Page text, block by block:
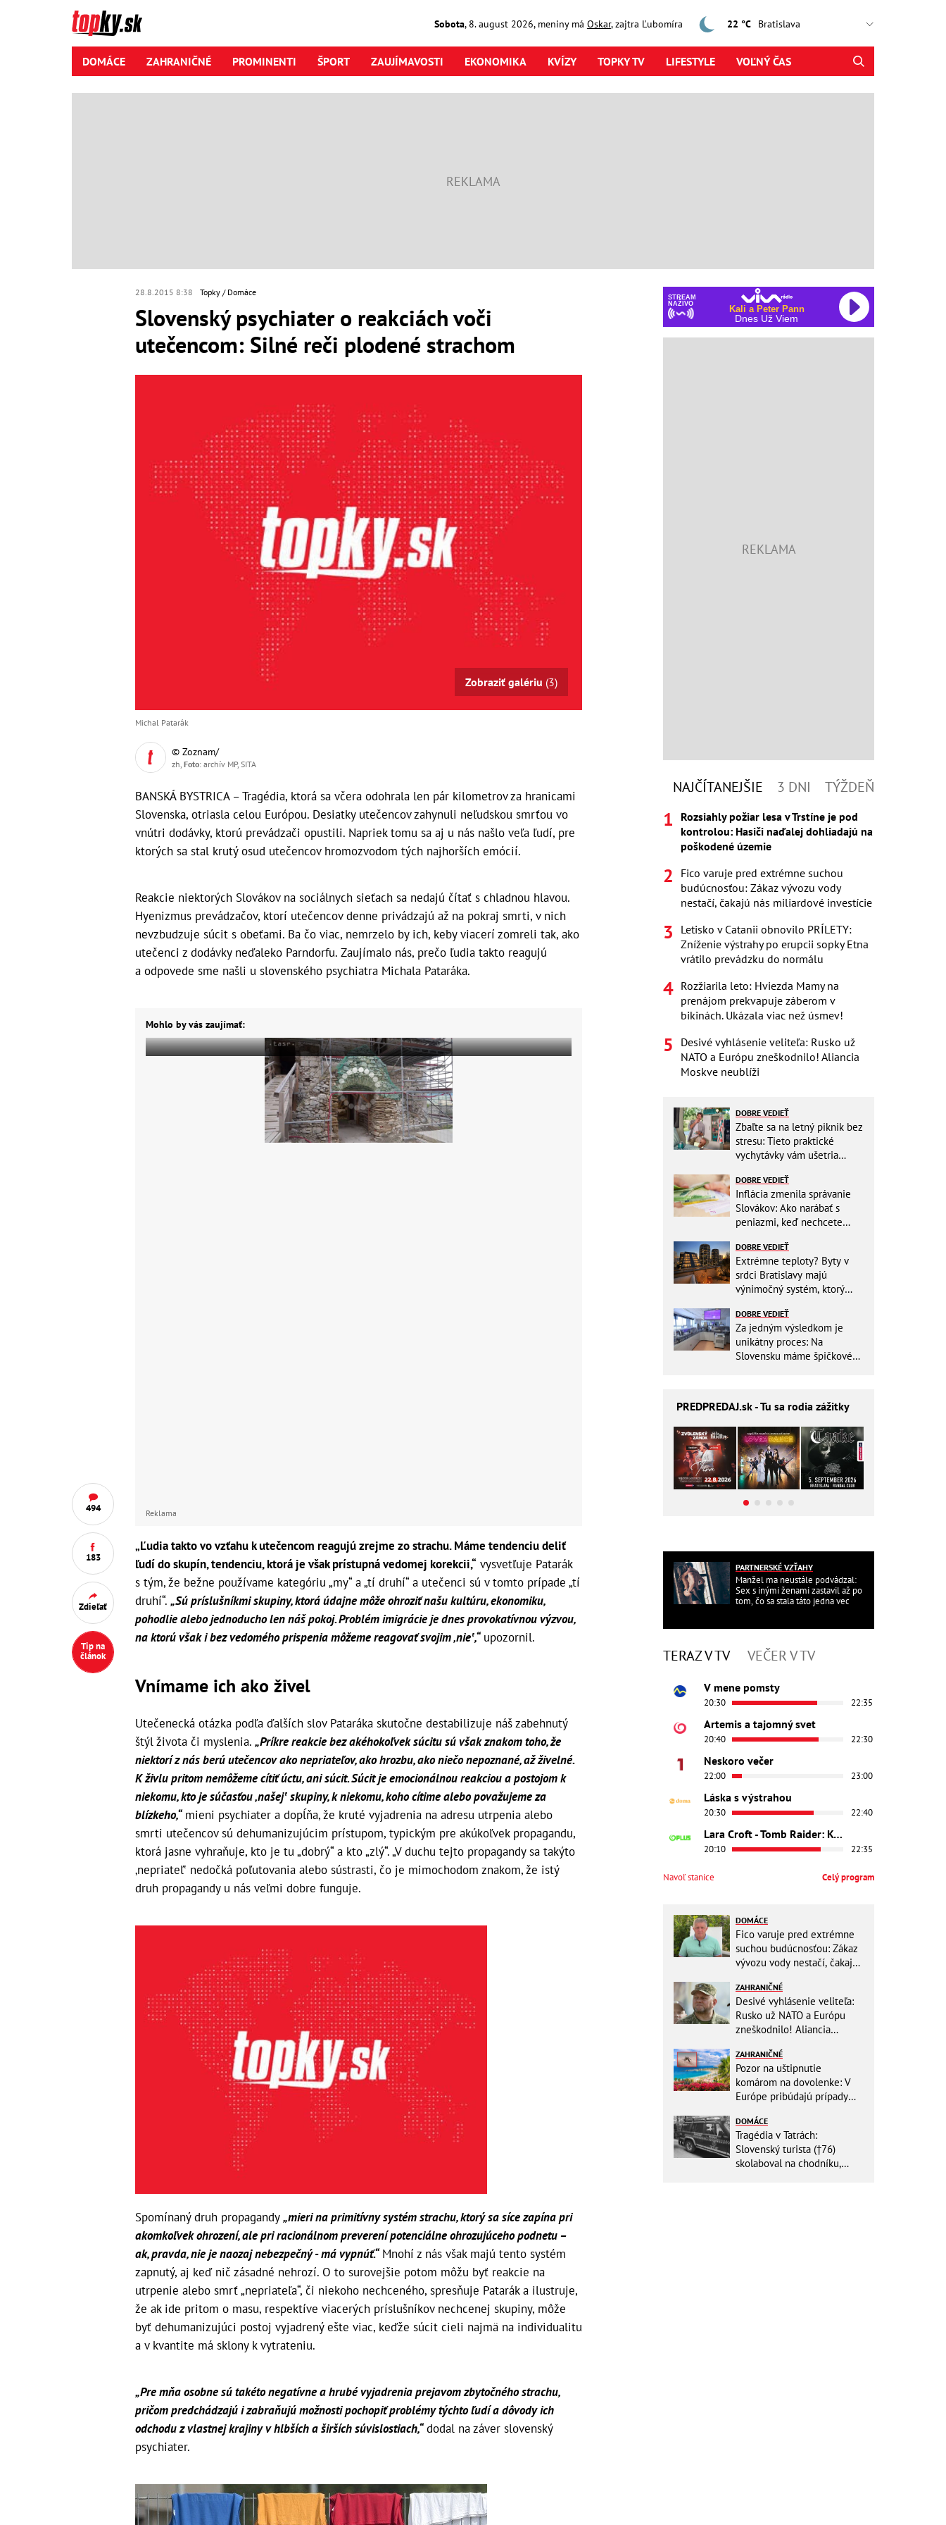
Sobota, 8. august2026, meniny má Oskar, zajtra Ľubomíra 22 °C
DOMÁCE ZAHRANIČNÉ PROMINENTI ŠPORT ZAUJÍMAVOSTI EKONOMIKA KVÍZY TOPKY TV LIFESTYLE VOĽNÝ ČAS
28.8.2015 8:38 Topky Domáce
Slovenský psychiater o reakciách voči
utečencom: Silné reči plodené strachom
494
183
Zdieľať
Tip na
článok
Zobraziť galériu (3)
Michal Patarák
© Zoznam/
zh, Foto: archív MP, SITA
BANSKÁ BYSTRICA – Tragédia, ktorá sa včera odohrala len pár kilometrov za hranicami
Slovenska, otriasla celou Európou. Desiatky utečencov zahynuli neľudskou smrťou vo
vnútri dodávky, ktorú prevádzači opustili. Napriek tomu sa aj u nás našlo veľa ľudí, pre
ktorých sa stal krutý osud utečencov hromozvodom tých najhorších emócií.
Reakcie niektorých Slovákov na sociálnych sieťach sa nedajú čítať s chladnou hlavou.
Hyenizmus prevádzačov, ktorí utečencov denne privádzajú až na pokraj smrti, v nich
nevzbudzuje súcit s obeťami. Ba čo viac, nemrzelo by ich, keby viacerí zomreli tak, ako
utečenci z dodávky neďaleko Parndorfu. Zaujímalo nás, prečo ľudia takto reagujú
a odpovede sme našli u slovenského psychiatra Michala Pataráka.
Mohlo by vás zaujímať:
Reklama
„Ľudia takto vo vzťahu k utečencom reagujú zrejme zo strachu. Máme tendenciu deliť
ľudí do skupín, tendenciu, ktorá je však prístupná vedomej korekcii,“ vysvetľuje Patarák
s tým, že bežne používame kategóriu „my“ a „tí druhí“ a utečenci sú v tomto prípade „tí
druhí“. „Sú príslušníkmi skupiny, ktorá údajne môže ohroziť našu kultúru, ekonomiku,
pohodlie alebo jednoducho len náš pokoj. Problém imigrácie je dnes provokatívnou výzvou,
na ktorú však i bez vedomého prispenia môžeme reagovať svojim ‚nie‛,“upozornil.
Vnímame ich ako živel
Utečenecká otázka podľa ďalších slov Pataráka skutočne destabilizuje náš zabehnutý
štýl života či myslenia. „Príkre reakcie bez akéhokoľvek súcitu sú však znakom toho, že
niektorí z nás berú utečencov ako nepriateľov, ako hrozbu, ako niečo nepoznané, až živelné.
K živlu pritom nemôžeme cítiť úctu, ani súcit. Súcit je emocionálnou reakciou a postojom k
niekomu, kto je súčasťou ‚našej‛ skupiny, k niekomu, koho cítime alebo považujeme za
blízkeho,“mieni psychiater a dopĺňa, že kruté vyjadrenia na adresu utrpenia alebo
smrti utečencov sú dehumanizujúcim prístupom, typickým pre akúkoľvek propagandu,
ktorá jasne vyhraňuje, kto je tu „dobrý“ a kto „zlý“. „V duchu tejto propagandy sa takýto
‚nepriateľ‛ nedočká poľutovania alebo sústrasti, čo je mimochodom znakom, že istý
druh propagandy u nás veľmi dobre funguje.
Spomínaný druh propagandy„mieri na primitívny systém strachu, ktorý sa síce zapína pri
akomkoľvek ohrození, ale pri racionálnom preverení potenciálne ohrozujúceho podnetu –
ak, pravda, nie je naozaj nebezpečný - má vypnúť.“Mnohí z nás však majú tento systém
zapnutý, aj keď nič zásadné nehrozí. O to surovejšie potom môžu byť reakcie na
utrpenie alebo smrť „nepriateľa“, či niekoho nechceného, spresňuje Patarák a ilustruje,
že ak ide pritom o masu, respektíve viacerých príslušníkov nechcenej skupiny, môže
byť dehumanizujúci postoj vyjadrený ešte viac, keďže súcit cieli najmä na individualitu
a v kvantite má sklony k vytrateniu.
„Pre mňa osobne sú takéto negatívne a hrubé vyjadrenia prejavom zbytočného strachu,
pričom predchádzajú i zabraňujú možnosti pochopiť problémy týchto ľudí a dôvody ich
odchodu z vlastnej krajiny v hlbších a širších súvislostiach,“dodal na záver slovenský
psychiater.
STREAM
NAŽIVO
Kali a Peter Pann
Dnes Už Viem
NAJČÍTANEJŠIE 3 DNI TÝŽDEŇ
Rozsiahly požiar lesa v Trstíne je pod
kontrolou: Hasiči naďalej dohliadajú na
poškodené územie
Fico varuje pred extrémne suchou
budúcnosťou: Zákaz vývozu vody
nestačí, čakajú nás miliardové investície
Letisko v Catanii obnovilo PRÍLETY:
Zníženie výstrahy po erupcii sopky Etna
vrátilo prevádzku do normálu
Rozžiarila leto: Hviezda Mamy na
prenájom prekvapuje záberom v
bikinách. Ukázala viac než úsmev!
Desivé vyhlásenie veliteľa: Rusko už
NATO a Európu zneškodnilo! Aliancia
Moskve neublíži
DOBRE VEDIEŤ
Zbaľte sa na letný piknik bez
stresu: Tieto praktické
vychytávky vám ušetria
DOBRE VEDIEŤ
Inflácia zmenila správanie
Slovákov: Ako narábať s
peniazmi, keď nechcete
DOBRE VEDIEŤ
Extrémne teploty? Byty v
srdci Bratislavy majú
výnimočný systém, ktorý
DOBRE VEDIEŤ
Za jedným výsledkom je
unikátny proces: Na
Slovensku máme špičkové
PREDPREDAJ.sk - Tu sa rodia zážitky
PARTNERSKÉ VZŤAHY
Manžel ma neustále podvádzal:
Sex s inými ženami zastavil až po
tom, čo sa stala táto jedna vec
TERAZ V TV VEČER V TV
V mene pomsty
20:30 22:35
Artemis a tajomný svet
20:40 22:30
Neskoro večer
22:00 23:00
Láska s výstrahou
20:30 22:40
Lara Croft - Tomb Raider: Kolíska života
20:10 22:35
Navoľ stanice Celý program
DOMÁCE
Fico varuje pred extrémne
suchou budúcnosťou: Zákaz
vývozu vody nestačí, čakajú
ZAHRANIČNÉ
Desivé vyhlásenie veliteľa:
Rusko už NATO a Európu
zneškodnilo! Aliancia
ZAHRANIČNÉ
Pozor na uštipnutie
komárom na dovolenke: V
Európe pribúdajú prípady
DOMÁCE
Tragédia v Tatrách:
Slovenský turista (†76)
skolaboval na chodníku,